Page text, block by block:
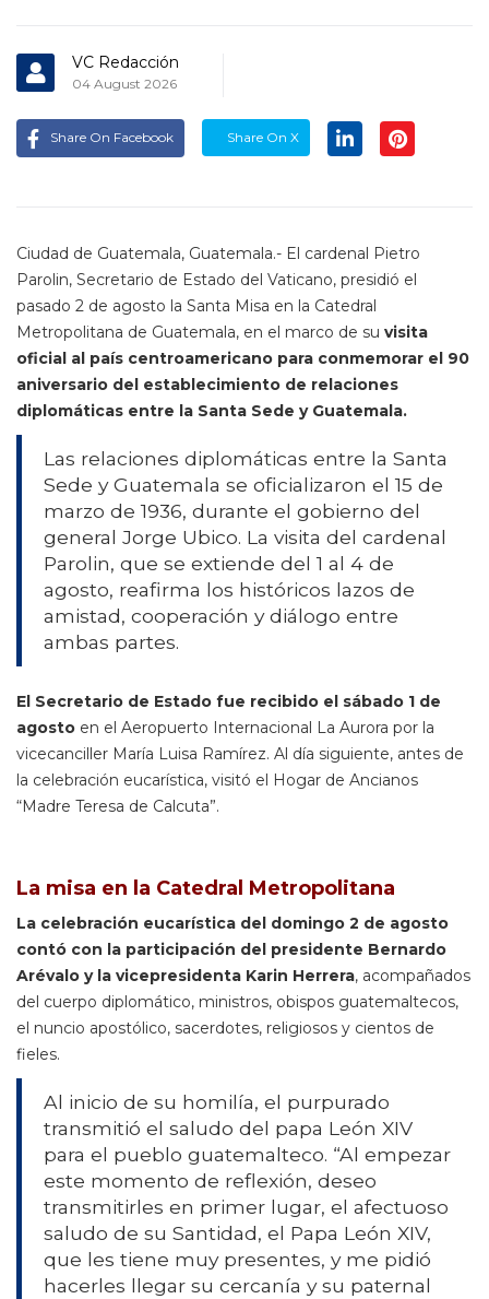
VC Redacción
04 August 2026
Share On Facebook Share On X
Ciudad de Guatemala, Guatemala.- El cardenal Pietro
Parolin, Secretario de Estado del Vaticano, presidió el
pasado 2 de agosto la Santa Misa en la Catedral
Metropolitana de Guatemala, en el marco de su visita
oficial al país centroamericano para conmemorar el 90
aniversario del establecimiento de relaciones
diplomáticas entre la Santa Sede y Guatemala.
Las relaciones diplomáticas entre la Santa
Sede y Guatemala se oficializaron el 15 de
marzo de 1936, durante el gobierno del
general Jorge Ubico. La visita del cardenal
Parolin, que se extiende del 1 al 4 de
agosto, reafirma los históricos lazos de
amistad, cooperación y diálogo entre
ambas partes.
El Secretario de Estado fue recibido el sábado 1 de
agosto en el Aeropuerto Internacional La Aurora por la
vicecanciller María Luisa Ramírez. Al día siguiente, antes de
la celebración eucarística, visitó el Hogar de Ancianos
“Madre Teresa de Calcuta”.
La misa en la Catedral Metropolitana
La celebración eucarística del domingo 2 de agosto
contó con la participación del presidente Bernardo
Arévalo y la vicepresidenta Karin Herrera, acompañados
del cuerpo diplomático, ministros, obispos guatemaltecos,
el nuncio apostólico, sacerdotes, religiosos y cientos de
fieles.
Al inicio de su homilía, el purpurado
transmitió el saludo del papa León XIV
para el pueblo guatemalteco. “Al empezar
este momento de reflexión, deseo
transmitirles en primer lugar, el afectuoso
saludo de su Santidad, el Papa León XIV,
que les tiene muy presentes, y me pidió
hacerles llegar su cercanía y su paternal